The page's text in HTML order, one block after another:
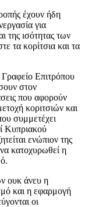
έχουν ήδη
για
της ισότητας των
τα κορίτσια και τα
Επιτρόπου
στον
που αφορούν
κοριτσιών και
συμμετέχει
Κυπριακού
ενώπιον της
κατοχυρωθεί η
ουκ άνευ η
και η εφαρμογή
οι